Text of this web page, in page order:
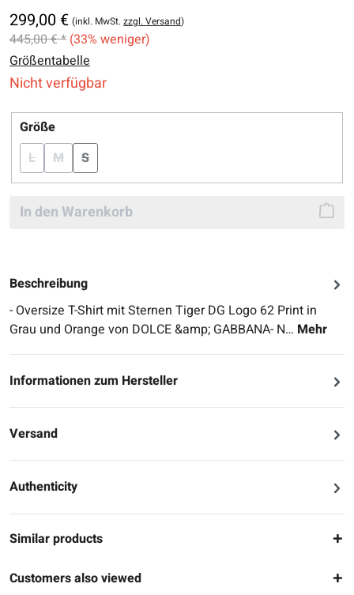
299,00 € (inkl. MwSt.zzgl. Versand)
445,00 € * (33% weniger)
Größentabelle
Nicht verfügbar
Größeauswählen
L(Diese Option ist zurzeit nicht verfügbar.)
M(Diese Option ist zurzeit nicht verfügbar.)
S(Diese Option ist zurzeit nicht verfügbar.)
In den Warenkorb
Beschreibung
- Oversize T-Shirt mit Sternen Tiger DG Logo 62 Print in
Grau und Orange von DOLCE &amp; GABBANA- N… Mehr
Informationen zum Hersteller
Versand
Authenticity
Similar products
Customers also viewed